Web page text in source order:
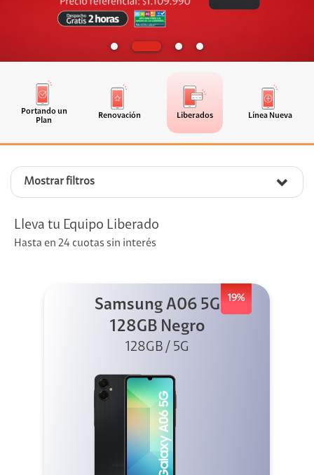
Portando un
Plan
Renovación Liberados Línea Nueva
Mostrar filtros
Lleva tu Equipo Liberado
Hasta en 24 cuotas sin interés
19%
Samsung A06 5G
128GB Negro
128GB / 5G